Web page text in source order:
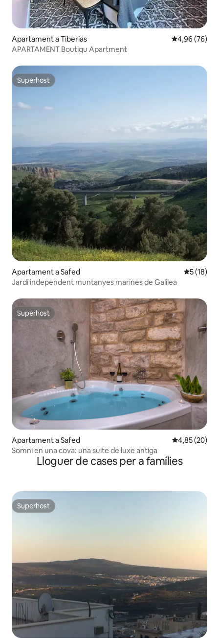
Apartament a Tiberias 4,96 de
4,96 (76)
APARTAMENT Boutiqu Apartment
Superhost
Superhost
Apartament a Safed 5 de
5 (18)
Jardí independent muntanyes marines de Galilea
Superhost
Superhost
Apartament a Safed 4,85 de
4,85 (20)
Somni en una cova: una suite de luxe antiga
Lloguer de cases per a famílies
Superhost
Superhost